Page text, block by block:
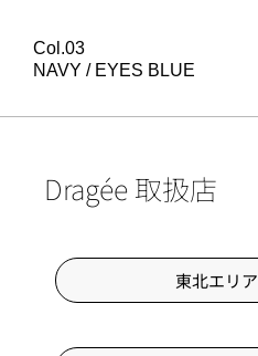
Col.03
NAVY / EYES BLUE
Dragée 取扱店
東北エリア